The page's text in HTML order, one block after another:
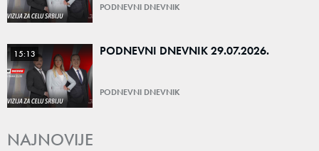
PODNEVNI DNEVNIK
15:13 PODNEVNI DNEVNIK 29.07.2026.
PODNEVNI DNEVNIK
NAJNOVIJE